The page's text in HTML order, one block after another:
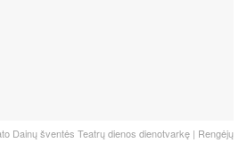
Dainų šventės Teatrų dienos dienotvarkę | Rengėjų